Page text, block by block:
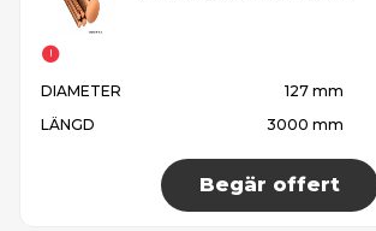
DIAMETER
127 mm
LÄNGD
3000 mm
Begär offert